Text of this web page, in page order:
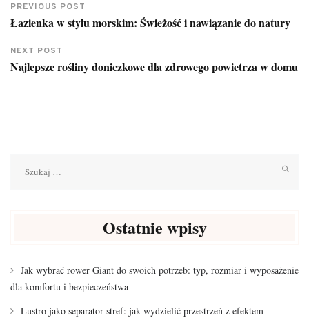
PREVIOUS POST
Łazienka w stylu morskim: Świeżość i nawiązanie do natury
NEXT POST
Najlepsze rośliny doniczkowe dla zdrowego powietrza w domu
Ostatnie wpisy
Jak wybrać rower Giant do swoich potrzeb: typ, rozmiar i wyposażenie
dla komfortu i bezpieczeństwa
Lustro jako separator stref: jak wydzielić przestrzeń z efektem